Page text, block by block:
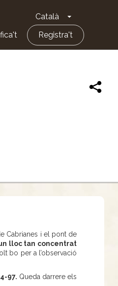
Català Toggle
Registra't
Cabrianes i el pont de
lloc tan concentrat
bo per a l’observació
97. Queda darrere els